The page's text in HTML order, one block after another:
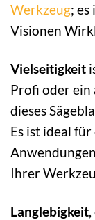
Werkzeug;
Visionen
Vielseitigkeit
Profi oder
dieses
Es ist ideal
Ihrer
Langlebigkeit